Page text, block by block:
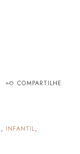
COMPARTILHE
, INFANTIL,